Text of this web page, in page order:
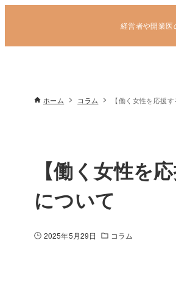
経営者や開業医
ホーム コラム 【働く女性を応援
【働く女性を
について
2025年5月29日 コラム